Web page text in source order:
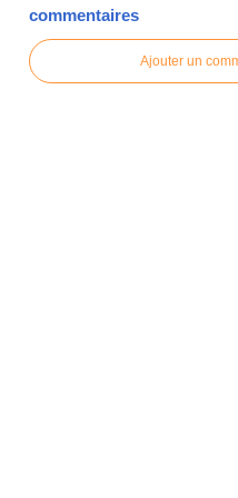
commentaires
Ajouter un